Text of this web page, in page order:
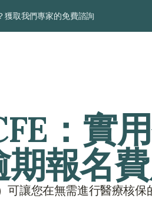
獲取我們專家的免費諮詢
：實用
報名
可讓您在無需進行醫療核